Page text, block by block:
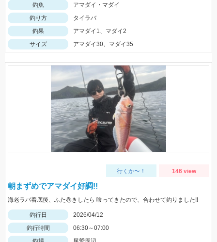
釣魚
アマダイ・マダイ
釣り方
タイラバ
釣果
アマダイ1、マダイ2
サイズ
アマダイ30、マダイ35
行くか〜！ 146 view
朝まずめでアマダイ好調!!
海老ラバ着底後、ふた巻きしたら 喰ってきたので、合わせて釣りました!!
釣行日
2026/04/12
釣行時間
06:30～07:00